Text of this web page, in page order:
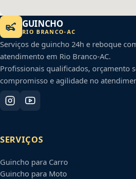
GUINCHO
RIO BRANCO-AC
Serviços de guincho 24h e reboque
atendimento em Rio Branco-AC.
Profissionais qualificados, orçamento
compromisso e agilidade no
SERVIÇOS
Guincho para Carro
Guincho para Moto